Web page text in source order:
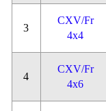
3
CXV/Fr
4x4
4
CXV/Fr
4x6